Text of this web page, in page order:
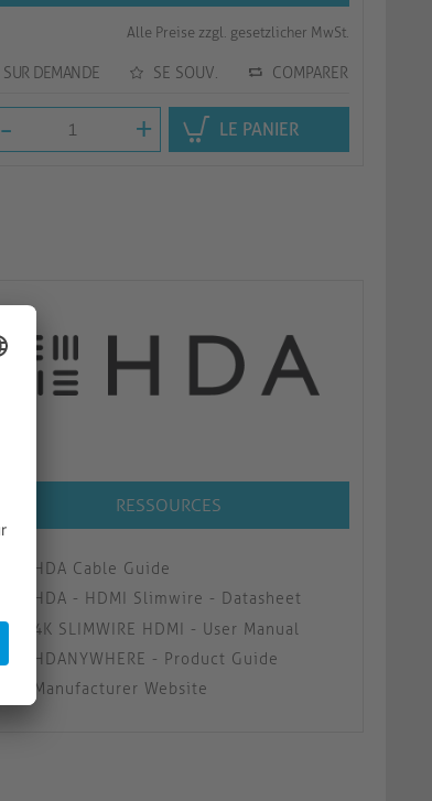
Alle Preise zzgl. gesetzlicher MwSt.
SUR DEMANDE SE SOUV. COMPARER
- + LE PANIER
RESSOURCES
HDA Cable Guide
HDA - HDMI Slimwire - Datasheet
4K SLIMWIRE HDMI - User Manual
HDANYWHERE - Product Guide
Manufacturer Website